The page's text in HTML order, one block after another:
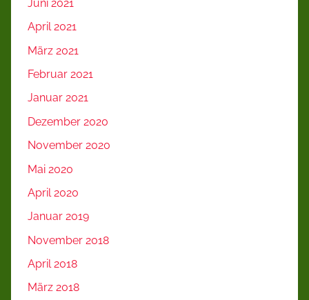
Juni 2021
April 2021
März 2021
Februar 2021
Januar 2021
Dezember 2020
November 2020
Mai 2020
April 2020
Januar 2019
November 2018
April 2018
März 2018